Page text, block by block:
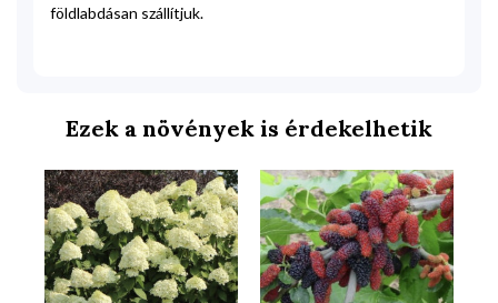
földlabdásan szállítjuk.
Ezek a növények is érdekelhetik